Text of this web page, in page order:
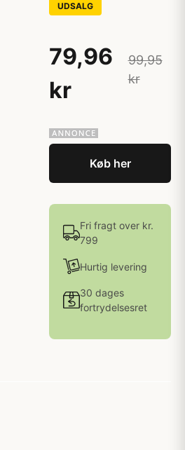
UDSALG
79,96
kr
99,95
kr
Køb her
Fri fragt over kr.
799
Hurtig levering
30 dages
fortrydelsesret